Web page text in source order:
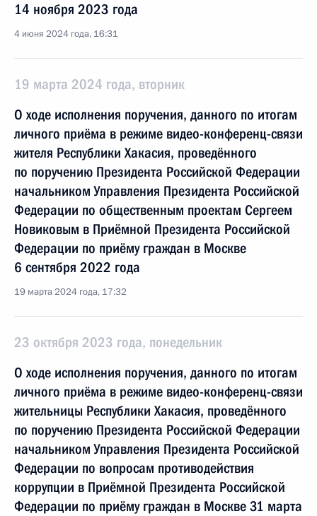
14 ноября 2023 года
4 июня 2024 года, 16:31
19 марта 2024 года, вторник
О ходе исполнения поручения, данного по итогам
личного приёма в режиме видео-конференц-связи
жителя Республики Хакасия, проведённого
по поручению Президента Российской Федерации
начальником Управления Президента Российской
Федерации по общественным проектам Сергеем
Новиковым в Приёмной Президента Российской
Федерации по приёму граждан в Москве
6 сентября 2022 года
19 марта 2024 года, 17:32
23 октября 2023 года, понедельник
О ходе исполнения поручения, данного по итогам
личного приёма в режиме видео-конференц-связи
жительницы Республики Хакасия, проведённого
по поручению Президента Российской Федерации
начальником Управления Президента Российской
Федерации по вопросам противодействия
коррупции в Приёмной Президента Российской
Федерации по приёму граждан в Москве 31 марта